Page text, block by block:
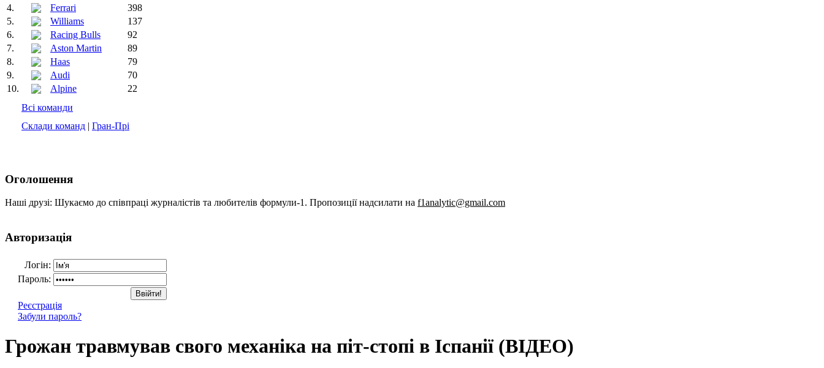
4.
Ferrari
398
5.
Williams
137
6.
Racing Bulls
92
7.
Aston Martin
89
8.
Haas
79
9.
Audi
70
10.
Alpine
22
Всі команди
Склади команд | Гран-Прі
Оголошення
Наші друзі: Шукаємо до співпраці журналістів та любителів формули-1. Пропозиції надсилати на f1analytic@gmail.com
Авторизація
Логін:
Пароль:
Реєстрація
Забули пароль?
Грожан травмував свого механіка на піт-стопі в Іспанії (ВІДЕО)